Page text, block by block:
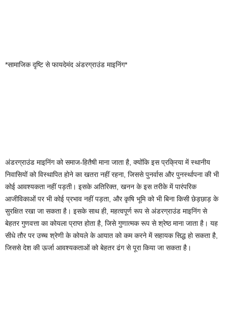
*सामाजिक दृष्टि से फायदेमंद अंडरग्राउंड माइनिंग*
अंडरग्राउंड माइनिंग को समाज-हितैषी माना जाता है, क्योंकि इस प्रक्रिया में स्थानीय
निवासियों को विस्थापित होने का खतरा नहीं रहना, जिससे पुनर्वास और पुनर्स्थापना की भी
कोई आवश्यकता नहीं पड़ती। इसके अतिरिक्त, खनन के इस तरीके में पारंपरिक
आजीविकाओं पर भी कोई प्रभाव नहीं पड़ता, और कृषि भूमि को भी बिना किसी छेड़छाड़ के
सुरक्षित रखा जा सकता है। इसके साथ ही, महत्वपूर्ण रूप से अंडरग्राउंड माइनिंग से
बेहतर गुणवत्ता का कोयला प्राप्त होता है, जिसे गुणात्मक रूप से श्रेष्ठ माना जाता है। यह
सीधे तौर पर उच्च श्रेणी के कोयले के आयात को कम करने में सहायक सिद्ध हो सकता है,
जिससे देश की ऊर्जा आवश्यकताओं को बेहतर ढंग से पूरा किया जा सकता है।